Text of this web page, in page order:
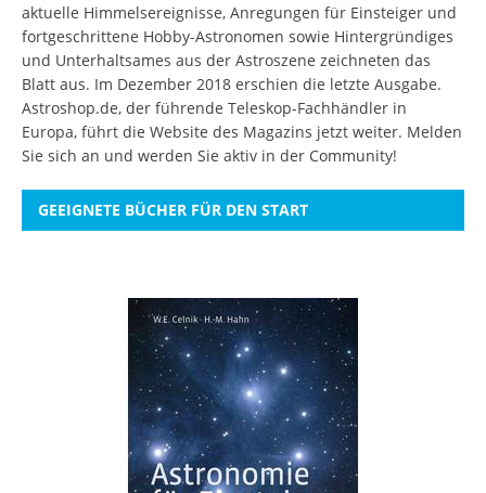
aktuelle Himmelsereignisse, Anregungen für Einsteiger und
fortgeschrittene Hobby-Astronomen sowie Hintergründiges
und Unterhaltsames aus der Astroszene zeichneten das
Blatt aus. Im Dezember 2018 erschien die letzte Ausgabe.
Astroshop.de, der führende Teleskop-Fachhändler in
Europa, führt die Website des Magazins jetzt weiter. Melden
Sie sich an und werden Sie aktiv in der Community!
GEEIGNETE BÜCHER FÜR DEN START